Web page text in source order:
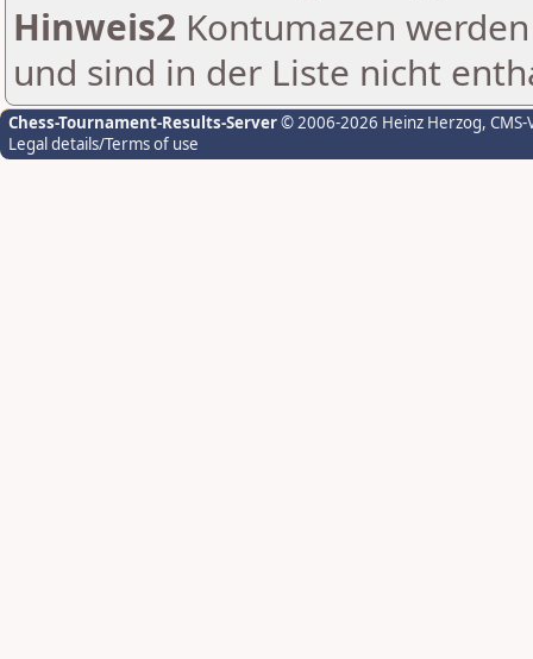
Hinweis2 Kontumazen
und sind in der Liste nicht
Chess-Tournament-Results-Server© 2006-2026 Heinz Herzog,
Legal details/Terms of use